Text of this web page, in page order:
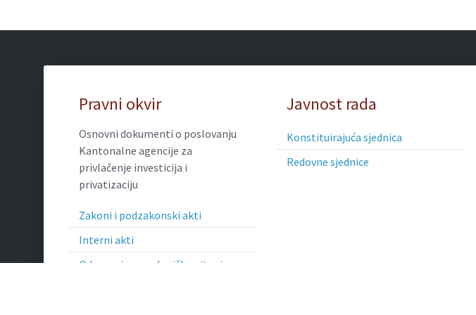
Sitemap
Pravni okvir
Osnovni dokumenti o poslovanju
Kantonalne agencije za
privlačenje investicija i
privatizaciju
Zakoni i podzakonski akti
Interni akti
Odgovori na poslanička pitanja
Javnost rada
Konstituirajuća sjednica
Redovne sjednice